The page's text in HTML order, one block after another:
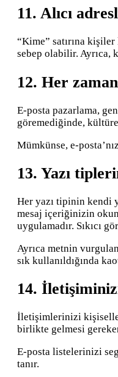
11. Alıcı
“Kime” satırına
sebep olabilir. Ayrıca,
12. Her
E-posta pazarlama,
göremediğinde,
Mümkünse, e-
13. Yazı
Her yazı tipinin kendi
mesaj içeriğinizin
uygulamadır. Sıkıcı
Ayrıca metnin
sık kullanıldığında
14.
İletişimlerinizi
birlikte gelmesi
E-posta listelerinizi
tanır.